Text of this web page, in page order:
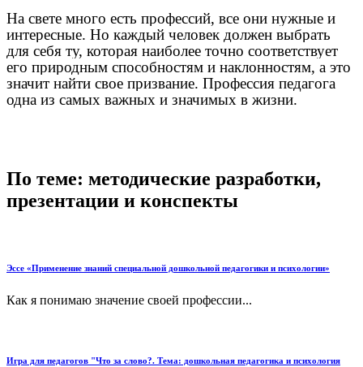
На свете много есть профессий, все они нужные и
интересные. Но каждый человек должен выбрать
для себя ту, которая наиболее точно соответствует
его природным способностям и наклонностям, а это
значит найти свое призвание. Профессия педагога
одна из самых важных и значимых в жизни.
По теме: методические разработки,
презентации и конспекты
Эссе «Применение знаний специальной дошкольной педагогики и психологии»
Как я понимаю значение своей профессии...
Игра для педагогов "Что за слово?. Тема: дошкольная педагогика и психология